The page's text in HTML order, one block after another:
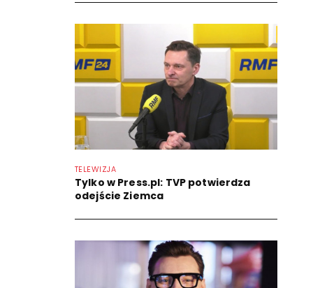
TELEWIZJA
Tylko w Press.pl: TVP potwierdza
odejście Ziemca